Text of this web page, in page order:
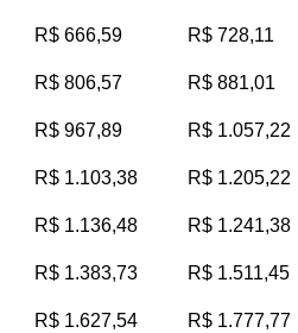
R$ 666,59 R$ 728,11
R$ 806,57 R$ 881,01
R$ 967,89 R$ 1.057,22
R$ 1.103,38 R$ 1.205,22
R$ 1.136,48 R$ 1.241,38
R$ 1.383,73 R$ 1.511,45
R$ 1.627,54 R$ 1.777,77